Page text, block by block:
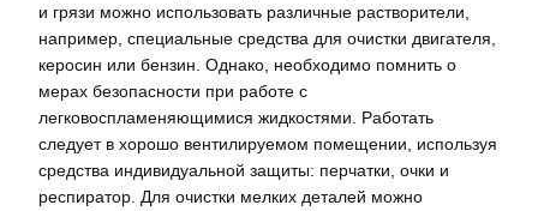
и грязи можно использовать различные растворители,
например, специальные средства для очистки двигателя,
керосин или бензин. Однако, необходимо помнить о
мерах безопасности при работе с
легковоспламеняющимися жидкостями. Работать
следует в хорошо вентилируемом помещении, используя
средства индивидуальной защиты: перчатки, очки и
респиратор. Для очистки мелких деталей можно